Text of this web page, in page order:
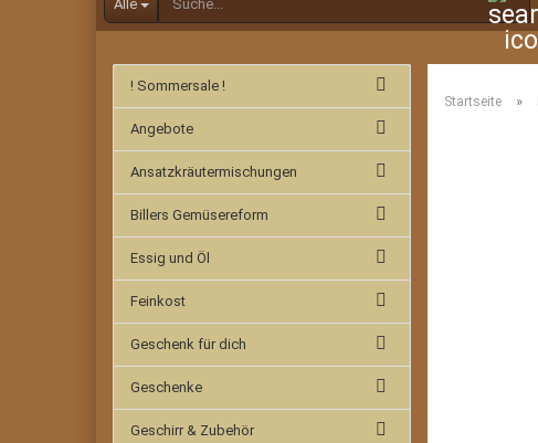
Alle
Startseite »
! Sommersale !
Angebote
Ansatzkräutermischungen
Billers Gemüsereform
Essig und Öl
Feinkost
Geschenk für dich
Geschenke
Geschirr & Zubehör